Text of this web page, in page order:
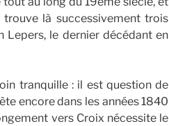
là successivement trois
Lepers, le dernier décédant en
tranquille : il est question de
encore dans les années 1840
vers Croix nécessite le